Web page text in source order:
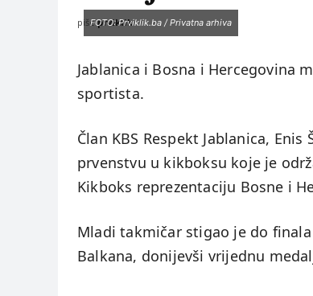
piše:prviklik
FOTO: Prviklik.ba / Privatna arhiva
Jablanica i Bosna i Hercegovina
sportista.
Član KBS Respekt Jablanica,
prvenstvu u kikboksu koje je
Kikboks reprezentaciju Bosne i
Mladi takmičar stigao je do
Balkana, donijevši vrijednu